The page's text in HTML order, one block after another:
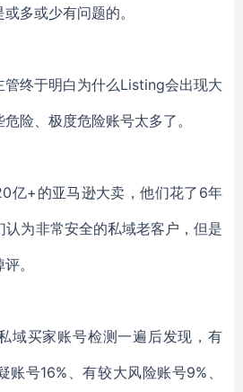
多或少有问题的。
终于明白为什么Listing会出现大
险、极度危险账号太多了。
亿+ 的亚马逊大卖，他们花了 6年
认为非常安全的私域老客户，但是
。
域买家账号检测一遍后发现，有
账号16% 、有较大风险账号9%